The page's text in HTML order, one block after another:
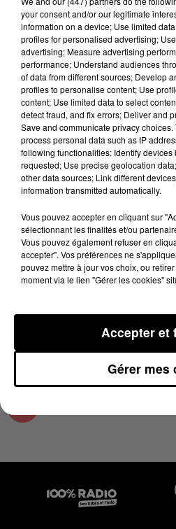
Lecture (1 min 14 sec)
100%
100% Radio l'agenda de
20 avril 2025 - 1 min 14 sec
L'AGENDA DE
07H41
L'AGENDA DE
your consent and/or our legitimate
information on a device; Use limited
profiles for personalised advertising;
advertising; Measure advertising
performance; Understand audiences
of data from different sources; Develop
profiles to personalise content; Use
content; Use limited data to select
detect fraud, and fix errors; Deliver and
Save and communicate privacy
process personal data such as IP
following functionalities: Identify
requested; Use precise geolocation
other data sources; Link different
information transmitted automatically.
Vous pouvez accepter en cliquant sur
sélectionnant les finalités et/ou
Vous pouvez également refuser en
accepter". Vos préférences ne
pouvez mettre à jour vos choix, ou
moment via le lien "Gérer les cookies"
Gérer mes
Accepter et